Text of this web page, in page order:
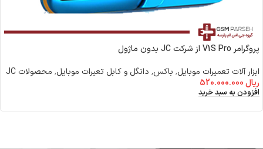
پروگرامر V1S Pro از شرکت JC بدون ماژول
ابزار آلات تعمیرات موبایل, باکس٬ دانگل و کابل تعیرات موبایل , محصولات JC
ریال
افزودن به سبد خرید